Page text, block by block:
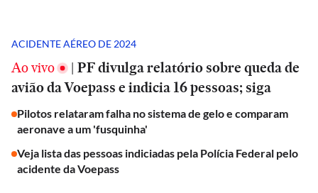
ACIDENTE AÉREO DE 2024
Ao vivo | PF divulga relatório sobre queda de
avião da Voepass e indicia 16 pessoas; siga
Pilotos relataram falha no sistema de gelo e comparam
aeronave a um 'fusquinha'
Veja lista das pessoas indiciadas pela Polícia Federal pelo
acidente da Voepass